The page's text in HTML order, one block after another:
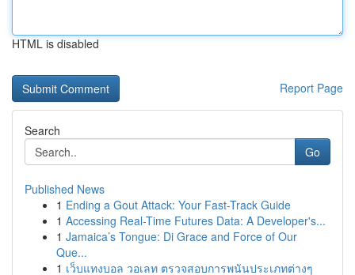
HTML is disabled
Report Page
Search
Go
Published News
1 Ending a Gout Attack: Your Fast-Track Guide
1 Accessing Real-Time Futures Data: A Developer's...
1 Jamaica’s Tongue: Di Grace and Force of Our
Que...
1 เว็บแทงบอล วอเลท ตรวจสอบการพนันประเภทต่างๆ